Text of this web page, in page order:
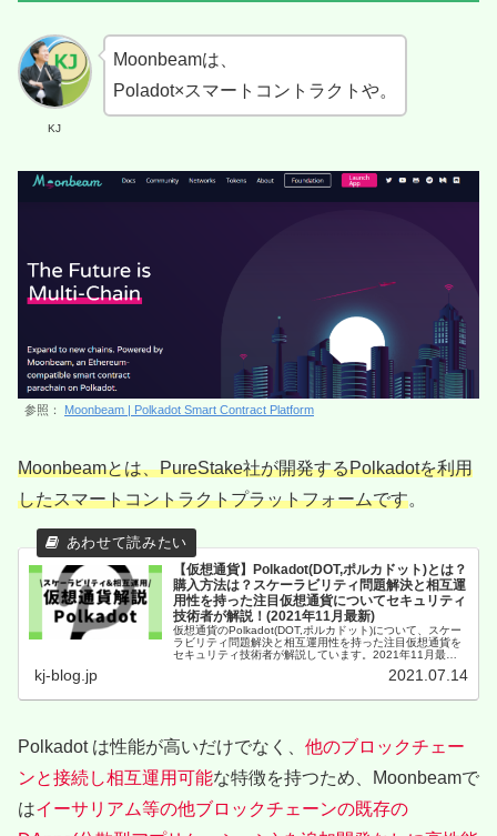
KJ
Moonbeamは、
Poladot×スマートコントラクトや。
参照： Moonbeam | Polkadot Smart Contract Platform
Moonbeamとは、PureStake社が開発するPolkadotを利用
したスマートコントラクトプラットフォームです。
【仮想通貨】Polkadot(DOT,ポルカドット)とは？
購入方法は？スケーラビリティ問題解決と相互運
用性を持った注目仮想通貨についてセキュリティ
技術者が解説！(2021年11月最新)
仮想通貨のPolkadot(DOT,ポルカドット)について、スケー
ラビリティ問題解決と相互運用性を持った注目仮想通貨を
セキュリティ技術者が解説しています。2021年11月最新
kj-blog.jp 2021.07.14
Polkadot は性能が高いだけでなく、 他のブロックチェー
ンと接続し相互運用可能な特徴を持つため、Moonbeamで
はイーサリアム等の他ブロックチェーンの既存の